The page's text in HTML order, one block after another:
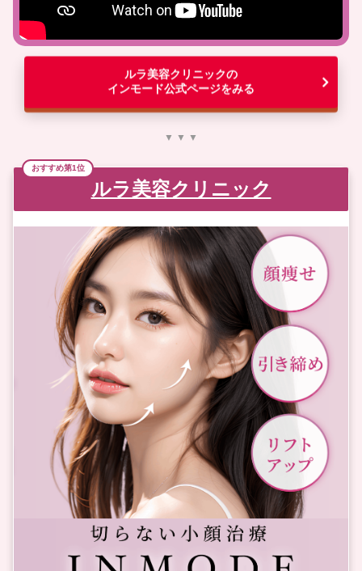
ルラ美容クリニックの
インモード公式ページをみる
▼ ▼ ▼
ルラ美容クリニック